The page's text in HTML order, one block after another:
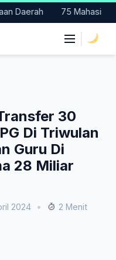
75 Mahasiswa
30
Di Triwulan
Guru Di
28 Miliar
2024 •
2 Menit